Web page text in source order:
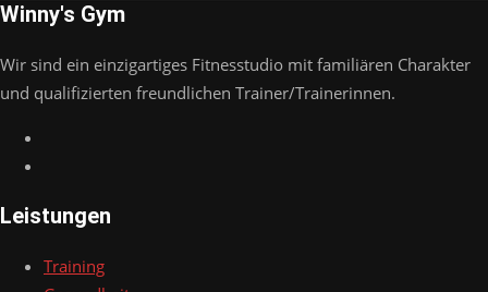
Winny's Gym
Wir sind ein einzigartiges Fitnesstudio mit familiären Charakter
und qualifizierten freundlichen Trainer/Trainerinnen.
Leistungen
Training